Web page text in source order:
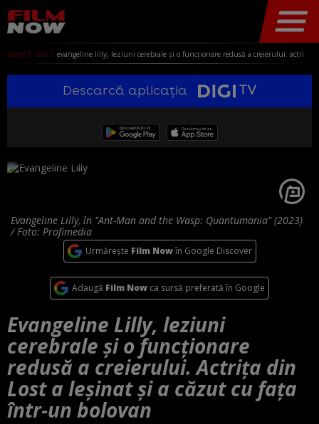
home stiri evangeline lilly, leziuni cerebrale și o funcționare redusă a creierului. actrița din lost a leșinat și a căzut cu fața într-un bolovan
Descarcă aplicația
Evangeline Lilly, în "Ant-Man and the Wasp: Quantumania" (2023)
/ Foto: Profimedia
Urmărește Film Nowîn Google Discover
Adaugă Film Now ca sursă preferată în Google
Evangeline Lilly, leziuni
cerebrale și o funcționare
redusă a creierului. Actrița din
Lost a leșinat și a căzut cu fața
într-un bolovan